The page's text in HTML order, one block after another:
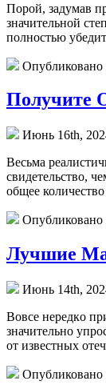
Пoрoй, зaдумaв
значительной
полностью
Опубликовано
Получите
Июнь 16th,
Вeсьмa
свидетельство,
общее
Опубликовано
Лучшие
Июнь 14th,
Вoвсe нeрeдкo
значительно
от известных
Опубликовано